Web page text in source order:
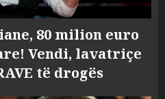
80 milion euro
Vendi, lavatriçe
të drogës